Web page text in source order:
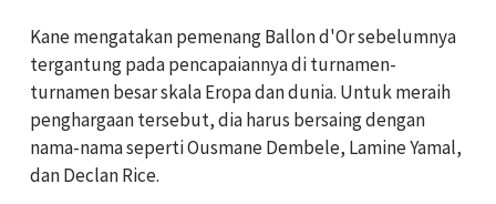
Kane mengatakan pemenang Ballon d'Or sebelumnya
tergantung pada pencapaiannya di turnamen-
turnamen besar skala Eropa dan dunia. Untuk meraih
penghargaan tersebut, dia harus bersaing dengan
nama-nama seperti Ousmane Dembele, Lamine Yamal,
dan Declan Rice.